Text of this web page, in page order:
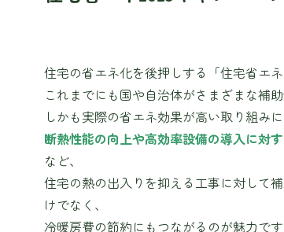
住宅の省エネ化を後押しする「住宅省エ
これまでにも国や自治体がさまざまな補
しかも実際の省エネ効果が高い取り組み
断熱性能の向上や高効率設備の導入に対
など、
住宅の熱の出入りを抑える工事に対して
けでなく、
冷暖房費の節約にもつながるのが魅力です